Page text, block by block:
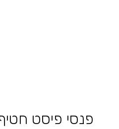
פנסי פיסט חטיף